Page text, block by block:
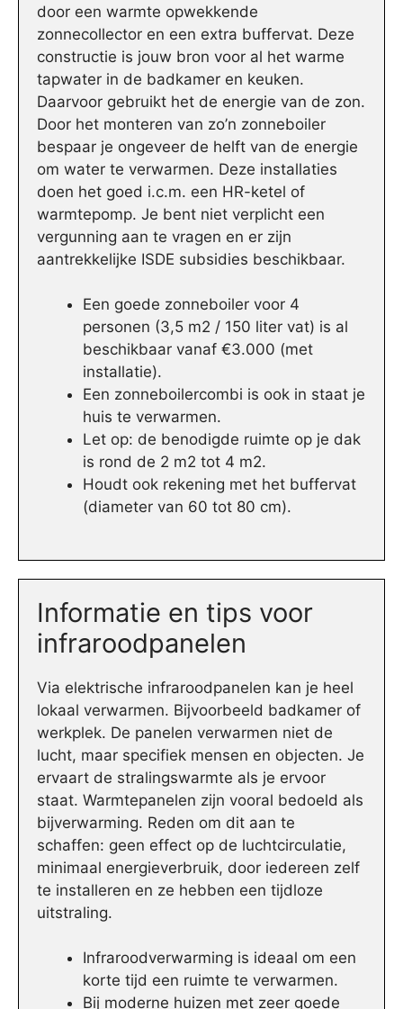
door een warmte opwekkende
zonnecollector en een extra buffervat. Deze
constructie is jouw bron voor al het warme
tapwater in de badkamer en keuken.
Daarvoor gebruikt het de energie van de zon.
Door het monteren van zo’n zonneboiler
bespaar je ongeveer de helft van de energie
om water te verwarmen. Deze installaties
doen het goed i.c.m. een HR-ketel of
warmtepomp. Je bent niet verplicht een
vergunning aan te vragen en er zijn
aantrekkelijke ISDE subsidies beschikbaar.
Een goede zonneboiler voor 4
personen (3,5 m2 / 150 liter vat) is al
beschikbaar vanaf €3.000 (met
installatie).
Een zonneboilercombi is ook in staat je
huis te verwarmen.
Let op: de benodigde ruimte op je dak
is rond de 2 m2 tot 4 m2.
Houdt ook rekening met het buffervat
(diameter van 60 tot 80 cm).
Informatie en tips voor
infraroodpanelen
Via elektrische infraroodpanelen kan je heel
lokaal verwarmen. Bijvoorbeeld badkamer of
werkplek. De panelen verwarmen niet de
lucht, maar specifiek mensen en objecten. Je
ervaart de stralingswarmte als je ervoor
staat. Warmtepanelen zijn vooral bedoeld als
bijverwarming. Reden om dit aan te
schaffen: geen effect op de luchtcirculatie,
minimaal energieverbruik, door iedereen zelf
te installeren en ze hebben een tijdloze
uitstraling.
Infraroodverwarming is ideaal om een
korte tijd een ruimte te verwarmen.
Bij moderne huizen met zeer goede